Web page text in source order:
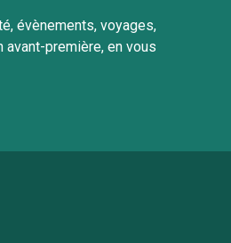
évènements, voyages,
première, en vous